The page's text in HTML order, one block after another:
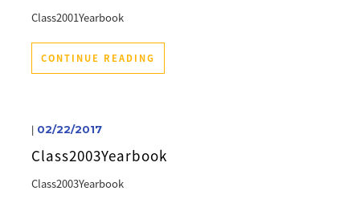
Class2001Yearbook
CONTINUE READING
| 02/22/2017
Class2003Yearbook
Class2003Yearbook